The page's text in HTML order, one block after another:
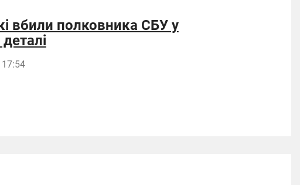
вбили полковника СБУ у